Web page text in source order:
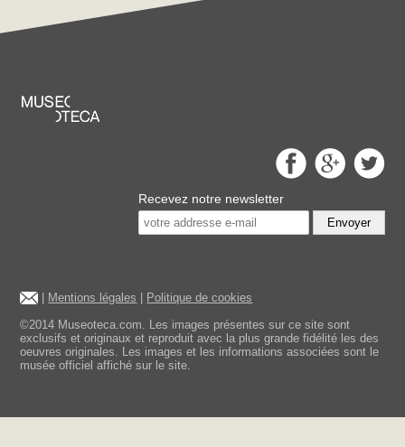
Recevez notre newsletter
Envoyer
| Mentions légales | Politique de cookies
©2014 Museoteca.com. Les images présentes sur ce site sont
exclusifs et originaux et reproduit avec la plus grande fidélité les des
oeuvres originales. Les images et les informations associées sont le
musée officiel affiché sur le site.